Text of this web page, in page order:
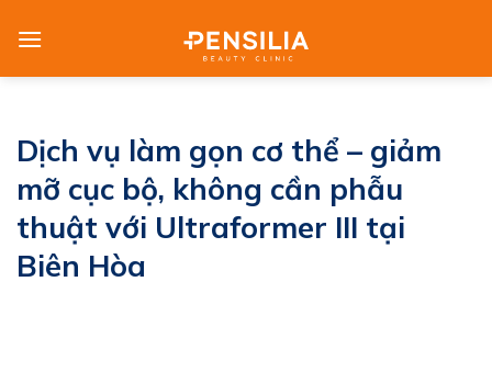
Dịch vụ làm gọn cơ thể – giảm
mỡ cục bộ, không cần phẫu
thuật với Ultraformer III tại
Biên Hòa